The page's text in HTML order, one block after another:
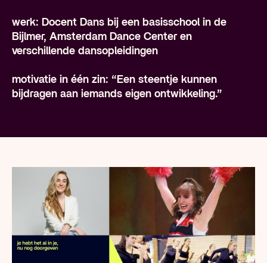
werk: Docent Dans bij een basisschool in de
Bijlmer, Amsterdam Dance Center en
verschillende dansopleidingen
motivatie in één zin: “Een steentje kunnen
bijdragen aan iemands eigen ontwikkeling.”